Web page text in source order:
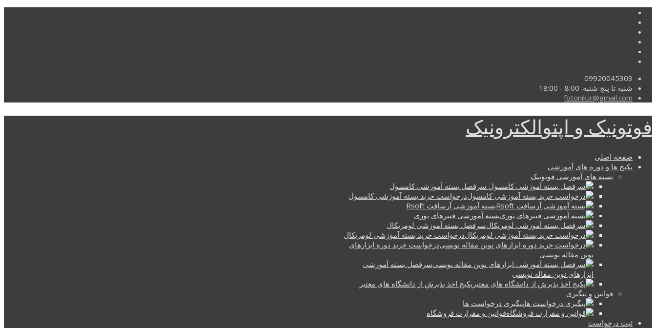
09920045303
شنبه تا پنج شنبه: 8:00 - 18:00
fotonik.ir@gmail.com
فوتونیک و اپتوالکترونیک
صفحه اصلی
پکیج ها و دوره های آموزشی
بسته های آموزشی فوتونیک
سرفصل بسته آموزشی کامسول
درخواست خرید بسته آموزشی کامسول
بسته آموزشی آرسافت Rsoft
بسته آموزشی فیبرهای نوری
سرفصل بسته آموزشی لومریکال
درخواست خرید بسته آموزشی لومریکال
درخواست خرید دوره ابزارهای
نوین مقاله نویسی
سرفصل بسته آموزشی
ابزارهای نوین مقاله نویسی
پکیج اخذ پذیرش از دانشگاه های معتبر
قوانین و پیگیری
پیگیری درخواست ها
قوانین و مقرارت فروشگاه
ثبت درخواست